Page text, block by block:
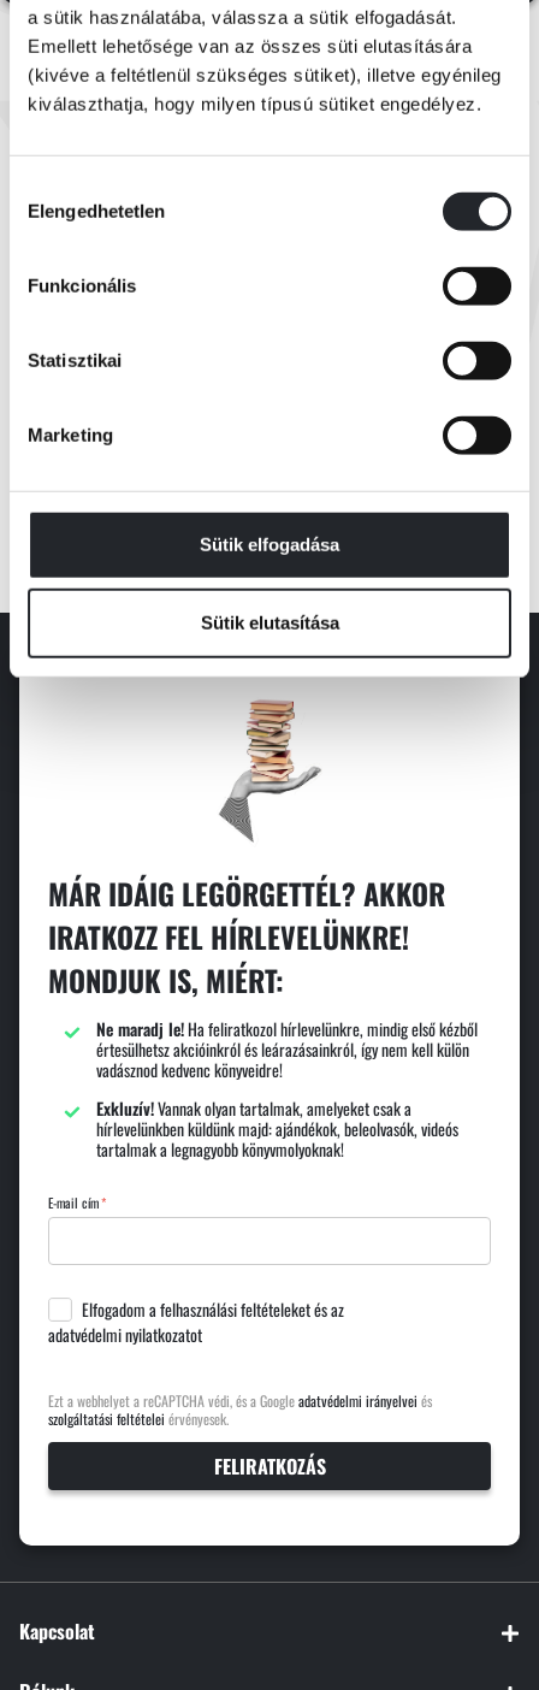
a sütik használatába, válassza a sütik elfogadását.
Emellett lehetősége van az összes süti elutasítására
(kivéve a feltétlenül szükséges sütiket), illetve egyénileg
kiválaszthatja, hogy milyen típusú sütiket engedélyez.
kiválasztása
Elengedhetetlen
Funkcionális
Statisztikai
Marketing
Sütik elfogadása
Sütik elutasítása
Készleten
Összes könyv
MÁR IDÁIG LEGÖRGETTÉL? AKKOR
IRATKOZZ FEL HÍRLEVELÜNKRE!
MONDJUK IS, MIÉRT:
Ne maradj le!Ha feliratkozol hírlevelünkre, mindig első kézből
értesülhetsz akcióinkról és leárazásainkról, így nem kell külön
vadásznod kedvenc könyveidre!
Exkluzív!Vannak olyan tartalmak, amelyeket csak a
hírlevelünkben küldünk majd: ajándékok, beleolvasók, videós
tartalmak a legnagyobb könyvmolyoknak!
E-mail cím
Elfogadom afelhasználási feltételeketés az
adatvédelmi nyilatkozatot
Ezt a webhelyet a reCAPTCHA védi, és a Googleadatvédelmi irányelvei és
szolgáltatási feltételei érvényesek.
FELIRATKOZÁS
Kapcsolat